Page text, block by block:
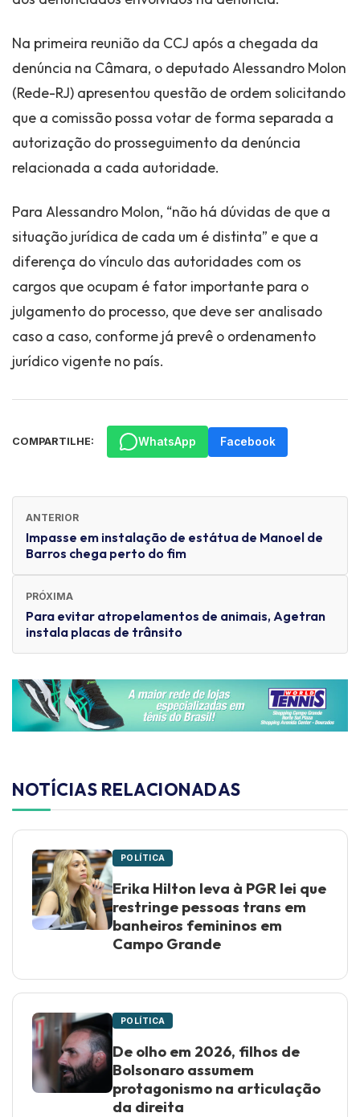
Na primeira reunião da CCJ após a chegada da
denúncia na Câmara, o deputado Alessandro Molon
(Rede-RJ) apresentou questão de ordem solicitando
que a comissão possa votar de forma separada a
autorização do prosseguimento da denúncia
relacionada a cada autoridade.
Para Alessandro Molon, “não há dúvidas de que a
situação jurídica de cada um é distinta” e que a
diferença do vínculo das autoridades com os
cargos que ocupam é fator importante para o
julgamento do processo, que deve ser analisado
caso a caso, conforme já prevê o ordenamento
jurídico vigente no país.
COMPARTILHE: WhatsApp Facebook
ANTERIOR
Impasse em instalação de estátua de Manoel de
Barros chega perto do fim
PRÓXIMA
Para evitar atropelamentos de animais, Agetran
instala placas de trânsito
NOTÍCIAS RELACIONADAS
POLÍTICA
Erika Hilton leva à PGR lei que
restringe pessoas trans em
banheiros femininos em
Campo Grande
POLÍTICA
De olho em 2026, filhos de
Bolsonaro assumem
protagonismo na articulação
da direita